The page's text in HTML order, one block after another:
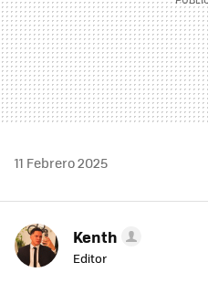
11 Febrero 2025
Kenth
Editor